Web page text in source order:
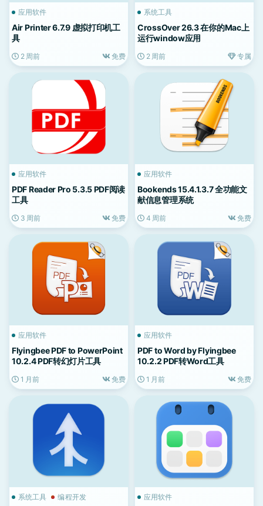
应用软件
Air Printer 6.7.9 虚拟打印机工
具
2 周前 免费
系统工具
CrossOver 26.3 在你的Mac上
运行window应用
2 周前 专属
应用软件
PDF Reader Pro 5.3.5 PDF阅读
工具
3 周前 免费
应用软件
Bookends 15.4.1.3.7 全功能文
献信息管理系统
4 周前 免费
应用软件
Flyingbee PDF to PowerPoint
10.2.4 PDF转幻灯片工具
1 月前 免费
应用软件
PDF to Word by Flyingbee
10.2.2 PDF转Word工具
1 月前 免费
系统工具 编程开发 应用软件